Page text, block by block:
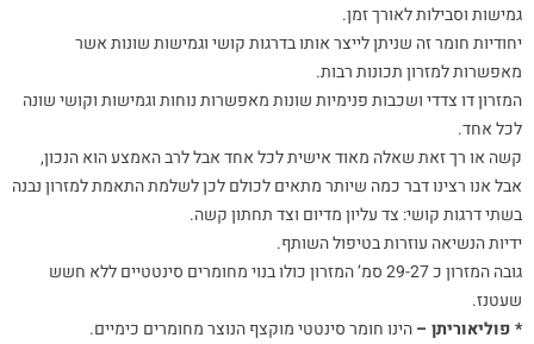
גמישות וסבילות לאורך זמן.
יחודיות חומר זה שניתן לייצר אותו בדרגות קושי וגמישות שונות אשר
מאפשרות למזרון תכונות רבות.
המזרון דו צדדי ושכבות פנימיות שונות מאפשרות נוחות וגמישות וקושי שונה
לכל אחד.
קשה או רך זאת שאלה מאוד אישית לכל אחד אבל לרב האמצע הוא הנכון,
אבל אנו רצינו דבר כמה שיותר מתאים לכולם לכן לשלמת התאמת למזרון נבנה
בשתי דרגות קושי: צד עליון מדיום וצד תחתון קשה.
ידיות הנשיאה עוזרות בטיפול השותף.
גובה המזרון כ 29-27 סמ’ המזרון כולו בנוי מחומרים סינטטיים ללא חשש
שעטנז.
* פוליאוריתן –הינו חומר סינטטי מוקצף הנוצר מחומרים כימיים.